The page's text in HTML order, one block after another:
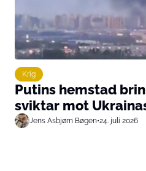
Krig
Putins hemstad
sviktar mot
Jens Asbjørn Bøgen•24. juli 2026